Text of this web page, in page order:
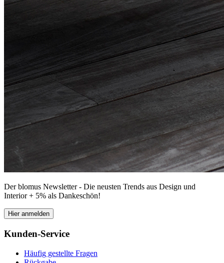
Der blomus Newsletter - Die neusten Trends aus Design und
Interior + 5% als Dankeschön!
Hier anmelden
Kunden-Service
Häufig gestellte Fragen